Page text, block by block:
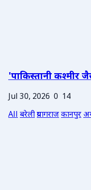
'पाकिस्तानी कश्मीर
Jul 30, 2026 0 14
Allबरेलीप्रयागराजकानपुर